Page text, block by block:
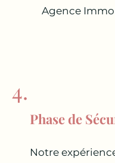
Agence
4.
Phase de
Notre